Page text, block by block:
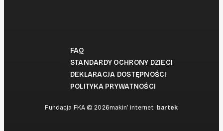
FAQ
STANDARDY OCHRONY DZIECI
DEKLARACJA DOSTĘPNOŚCI
POLITYKA PRYWATNOŚCI
Fundacja FKA © 2026makin’ internet: bartek